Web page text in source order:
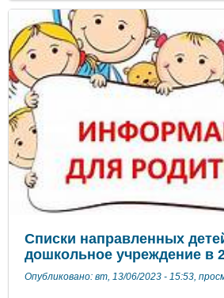
Нептуном. Вместе с Нептуном они
принимали участие в веселых
где дети надевали на себя надувные
озера, изображая, что плывут; - игра
где дети ловили из воды жемчужины и
корзинку; Игры с водой внесли в
веселья, задора и смеха. А еще пели
танцевали зажигательные танцы.
возможность проявить смелость,
достижении результата. Все игры были
возрастных особенностей детей.
праздника принесло детям не только
эмоций, а также способствовало
конце праздника были игры с мыльными
праздничная дискотека.
Списки направленных
дошкольное учреждение в
Опубликовано: вт, 13/06/2023 - 15:53,